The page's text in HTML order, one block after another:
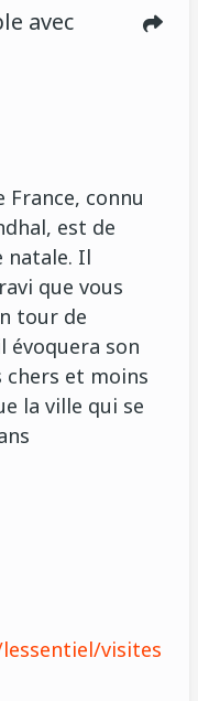
avec
France, connu
est de
natale. Il
que vous
tour de
évoquera son
chers et moins
la ville qui se
visites